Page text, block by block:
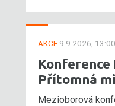
AKCE 9.9.2026, 13:00
Přítomná
Mezioborová